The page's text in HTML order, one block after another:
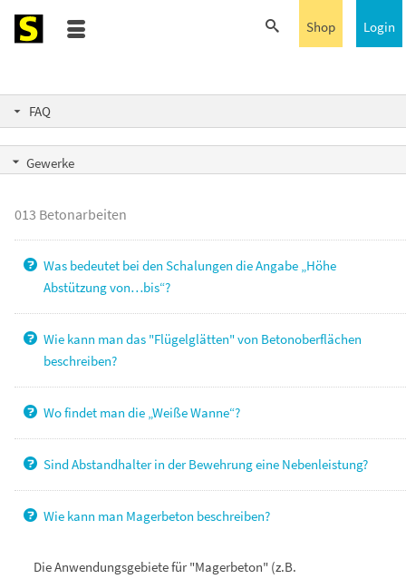
Login
Shop
FAQ
Gewerke
013 Betonarbeiten
Was bedeutet bei den Schalungen die Angabe „Höhe
Abstützung von…bis“?
Wie kann man das "Flügelglätten" von Betonoberflächen
beschreiben?
Wo findet man die „Weiße Wanne“?
Sind Abstandhalter in der Bewehrung eine Nebenleistung?
Wie kann man Magerbeton beschreiben?
Die Anwendungsgebiete für "Magerbeton" (z.B.